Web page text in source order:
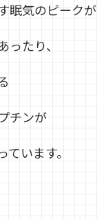
眠気のピークが
たり、
チンが
います。